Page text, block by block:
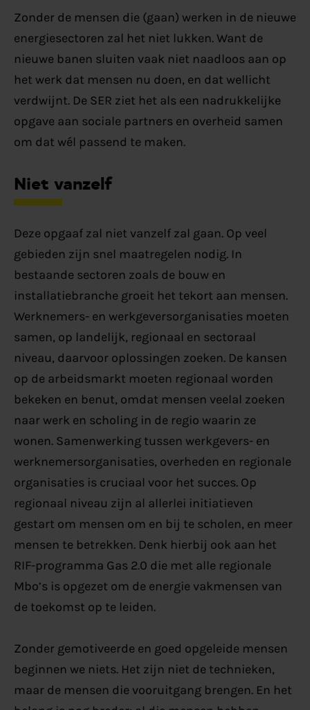
Zonder de mensen die (gaan) werken in de nieuwe
energiesectoren zal het niet lukken. Want de
nieuwe banen sluiten vaak niet naadloos aan op
het werk dat mensen nu doen, en dat wellicht
verdwijnt. De SER ziet het als een nadrukkelijke
opgave aan sociale partners en overheid samen
om dat wél passend te maken.
Niet vanzelf
Deze opgaaf zal niet vanzelf zal gaan. Op veel
gebieden zijn snel maatregelen nodig. In
bestaande sectoren zoals de bouw en
installatiebranche groeit het tekort aan mensen.
Werknemers- en werkgeversorganisaties moeten
samen, op landelijk, regionaal en sectoraal
niveau, daarvoor oplossingen zoeken. De kansen
op de arbeidsmarkt moeten regionaal worden
bekeken en benut, omdat mensen veelal zoeken
naar werk en scholing in de regio waarin ze
wonen. Samenwerking tussen werkgevers- en
werknemersorganisaties, overheden en regionale
organisaties is cruciaal voor het succes. Op
regionaal niveau zijn al allerlei initiatieven
gestart om mensen om en bij te scholen, en meer
mensen te betrekken. Denk hierbij ook aan het
RIF-programma Gas 2.0 die met alle regionale
Mbo’s is opgezet om de energie vakmensen van
de toekomst op te leiden.
Zonder gemotiveerde en goed opgeleide mensen
beginnen we niets. Het zijn niet de technieken,
maar de mensen die vooruitgang brengen. En het